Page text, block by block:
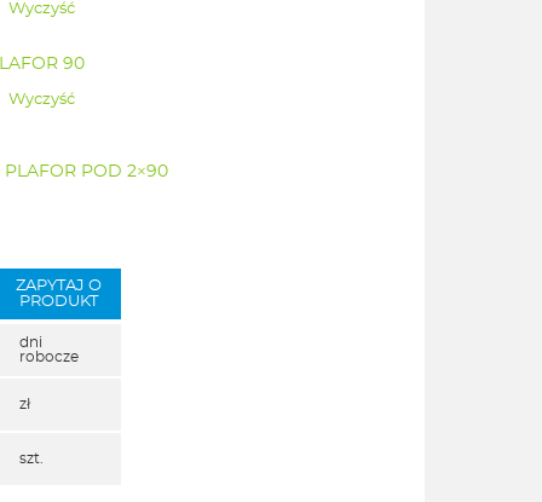
Wyczyść
90
Wyczyść
POD 2×90
ZAPYTAJ O
PRODUKT
dni
robocze
zł
szt.